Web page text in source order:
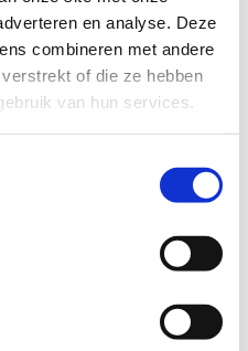
en analyse. Deze
combineren met andere
of die ze hebben
van hun services.
621ML, NON-